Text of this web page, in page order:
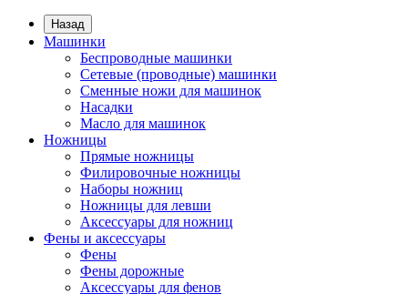
Назад
Машинки
Беспроводные машинки
Сетевые (проводные) машинки
Сменные ножи для машинок
Насадки
Масло для машинок
Ножницы
Прямые ножницы
Филировочные ножницы
Наборы ножниц
Ножницы для левши
Аксессуары для ножниц
Фены и аксессуары
Фены
Фены дорожные
Аксессуары для фенов